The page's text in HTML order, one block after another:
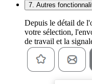
7. Autres
Depuis le détail de
votre sélection,
de travail et la